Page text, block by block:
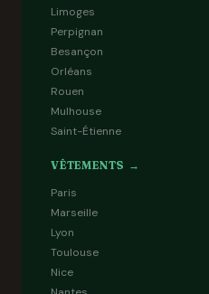
Limoges
Perpignan
Besançon
Orléans
Rouen
Mulhouse
Saint-Étienne
VÊTEMENTS →
Paris
Marseille
Lyon
Toulouse
Nice